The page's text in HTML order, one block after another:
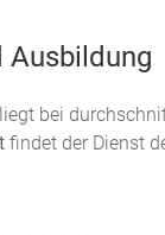
Ausbildung
bei
findet der Dienst